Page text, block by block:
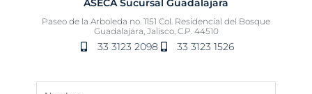
ASECA Sucursal Guadalajara
Paseo de la Arboleda no. 1151 Col. Residencial del Bosque
Guadalajara, Jalisco, C.P. 44510
33 3123 2098 33 3123 1526